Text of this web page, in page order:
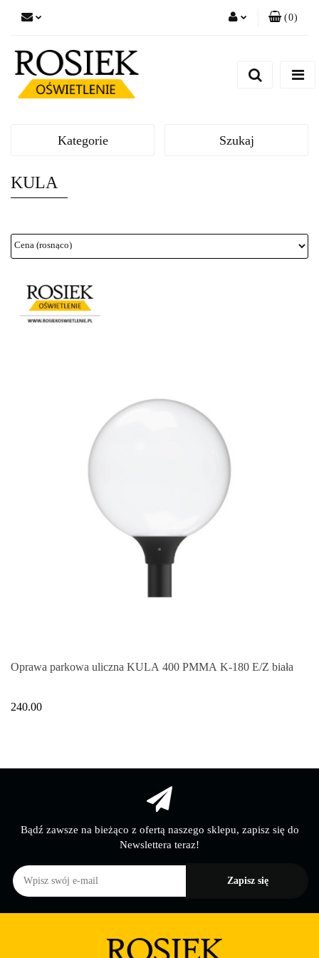
(0)
Kategorie Szukaj
KULA
Oprawa parkowa uliczna KULA 400 PMMA K-180 E/Z biała
240.00
Bądź zawsze na bieżąco z ofertą naszego sklepu, zapisz się do
Newslettera teraz!